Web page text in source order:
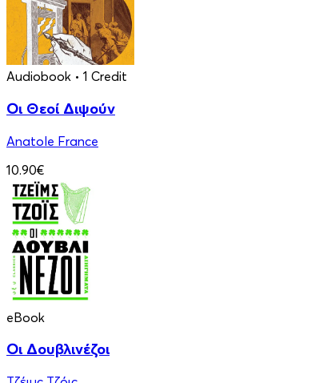
Audiobook • 1 Credit
Οι Θεοί Διψούν
Anatole France
10.90€
eBook
Οι Δουβλινέζοι